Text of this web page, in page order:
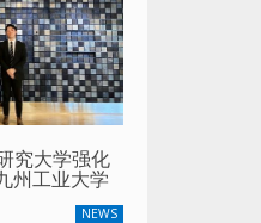
究大学强化
州工业大学
NEWS